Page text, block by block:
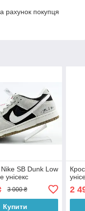
рахунок покупця
Nike SB Dunk Low
унісекс
3 000 ₴
Купити
2